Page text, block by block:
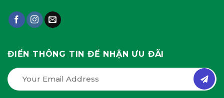
ĐIỀN THÔNG TIN ĐỂ NHẬN ƯU ĐÃI